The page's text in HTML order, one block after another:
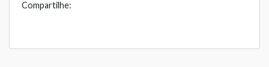
Compartilhe: